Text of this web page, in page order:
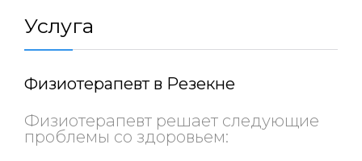
Услуга
Физиотерапевт в Резекне
Физиотерапевт решает следующие
проблемы со здоровьем: